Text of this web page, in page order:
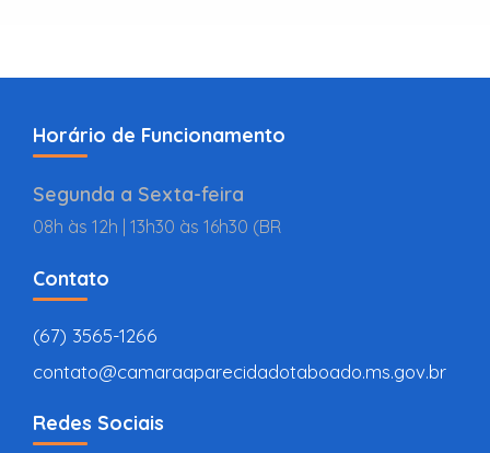
Horário de Funcionamento
Segunda a Sexta-feira
08h às 12h | 13h30 às 16h30 (BR
Contato
(67) 3565-1266
contato@camaraaparecidadotaboado.ms.gov.br
Redes Sociais